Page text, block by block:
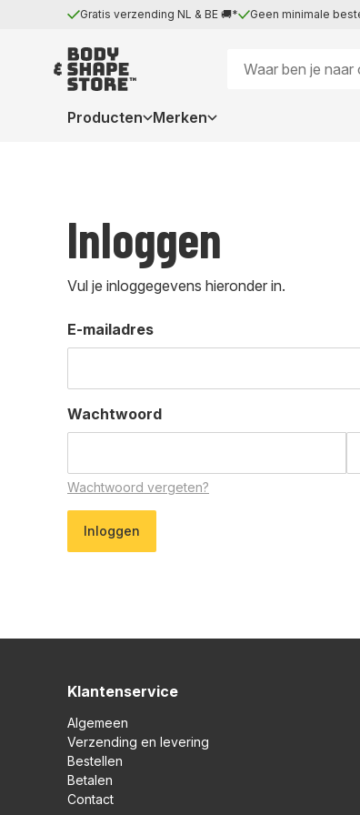
Gratis verzending NL & BE 🚚* Geen minimale
Producten Merken
Inloggen
Vul je inloggegevens hieronder in.
E-mailadres
Wachtwoord
Wachtwoord vergeten?
Klantenservice
Algemeen
Verzending en levering
Bestellen
Betalen
Contact